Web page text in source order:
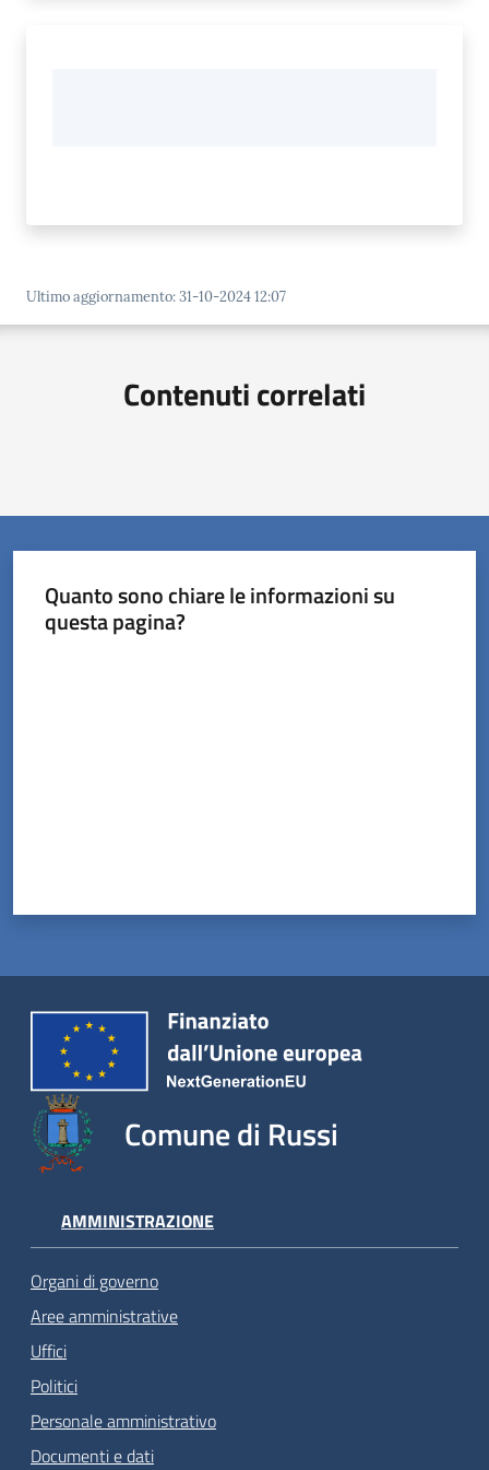
Ultimo aggiornamento:31-10-2024 12:07
Contenuti correlati
Quanto sono chiare le informazioni su
questa pagina?
Comune di Russi
AMMINISTRAZIONE
Organi di governo
Aree amministrative
Uffici
Politici
Personale amministrativo
Documenti e dati